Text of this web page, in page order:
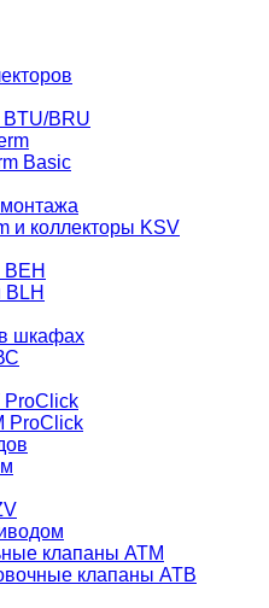
BRU
Basic
и коллекторы KSV
BLH
шкафах
ProClick
клапаны ATM
клапаны ATB